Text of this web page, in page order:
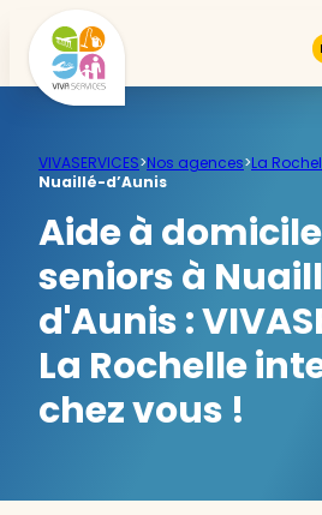
VIVASERVICES>Nos agences>La
Nuaillé-d’Aunis
Aide à
seniors à
d'Aunis :
La Rochelle
chez vous !